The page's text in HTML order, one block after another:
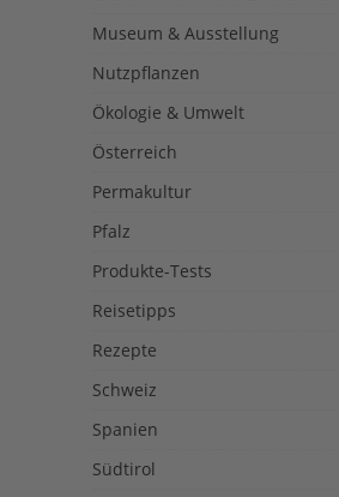
Museum & Ausstellung
Nutzpflanzen
Ökologie & Umwelt
Österreich
Permakultur
Pfalz
Produkte-Tests
Reisetipps
Rezepte
Schweiz
Spanien
Südtirol